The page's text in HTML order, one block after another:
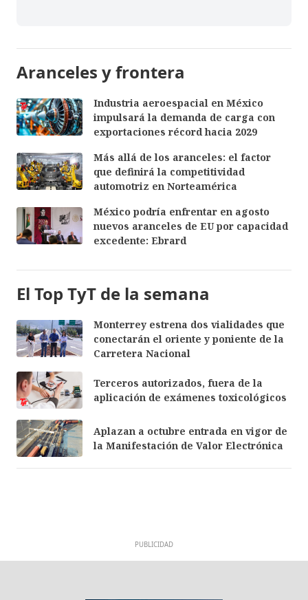
Aranceles y frontera
Industria aeroespacial en México
impulsará la demanda de carga con
exportaciones récord hacia 2029
Más allá de los aranceles: el factor
que definirá la competitividad
automotriz en Norteamérica
México podría enfrentar en agosto
nuevos aranceles de EU por capacidad
excedente: Ebrard
El Top TyT de la semana
Monterrey estrena dos vialidades que
conectarán el oriente y poniente de la
Carretera Nacional
Terceros autorizados, fuera de la
aplicación de exámenes toxicológicos
Aplazan a octubre entrada en vigor de
la Manifestación de Valor Electrónica
PUBLICIDAD